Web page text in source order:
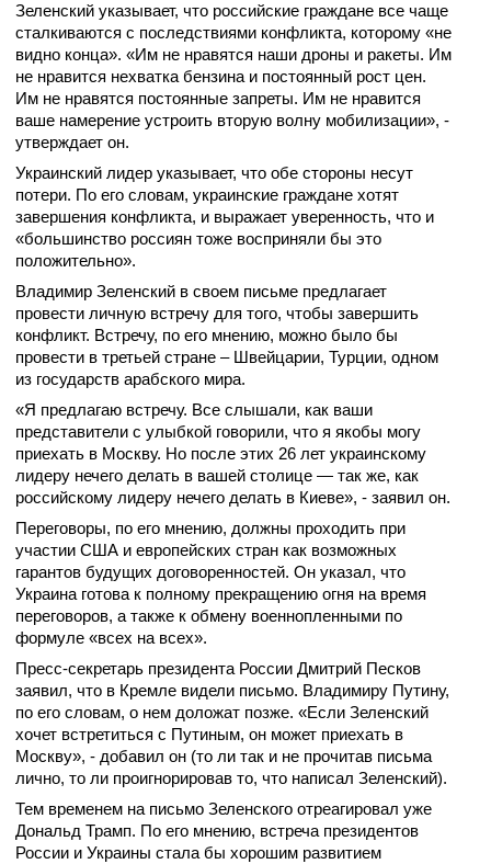
Зеленский указывает, что российские граждане все чаще
сталкиваются с последствиями конфликта, которому «не
видно конца». «Им не нравятся наши дроны и ракеты. Им
не нравится нехватка бензина и постоянный рост цен.
Им не нравятся постоянные запреты. Им не нравится
ваше намерение устроить вторую волну мобилизации», -
утверждает он.
Украинский лидер указывает, что обе стороны несут
потери. По его словам, украинские граждане хотят
завершения конфликта, и выражает уверенность, что и
«большинство россиян тоже восприняли бы это
положительно».
Владимир Зеленский в своем письме предлагает
провести личную встречу для того, чтобы завершить
конфликт. Встречу, по его мнению, можно было бы
провести в третьей стране – Швейцарии, Турции, одном
из государств арабского мира.
«Я предлагаю встречу. Все слышали, как ваши
представители с улыбкой говорили, что я якобы могу
приехать в Москву. Но после этих 26 лет украинскому
лидеру нечего делать в вашей столице — так же, как
российскому лидеру нечего делать в Киеве», - заявил он.
Переговоры, по его мнению, должны проходить при
участии США и европейских стран как возможных
гарантов будущих договоренностей. Он указал, что
Украина готова к полному прекращению огня на время
переговоров, а также к обмену военнопленными по
формуле «всех на всех».
Пресс-секретарь президента России Дмитрий Песков
заявил, что в Кремле видели письмо. Владимиру Путину,
по его словам, о нем доложат позже. «Если Зеленский
хочет встретиться с Путиным, он может приехать в
Москву», - добавил он (то ли так и не прочитав письма
лично, то ли проигнорировав то, что написал Зеленский).
Тем временем на письмо Зеленского отреагировал уже
Дональд Трамп. По его мнению, встреча президентов
России и Украины стала бы хорошим развитием